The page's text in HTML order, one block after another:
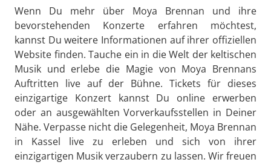
Wenn Du mehr über Moya Brennan und ihre
bevorstehenden Konzerte erfahren möchtest,
kannst Du weitere Informationen auf ihrer offiziellen
Website finden. Tauche ein in die Welt der keltischen
Musik und erlebe die Magie von Moya Brennans
Auftritten live auf der Bühne. Tickets für dieses
einzigartige Konzert kannst Du online erwerben
oder an ausgewählten Vorverkaufsstellen in Deiner
Nähe. Verpasse nicht die Gelegenheit, Moya Brennan
in Kassel live zu erleben und sich von ihrer
einzigartigen Musik verzaubern zu lassen. Wir freuen